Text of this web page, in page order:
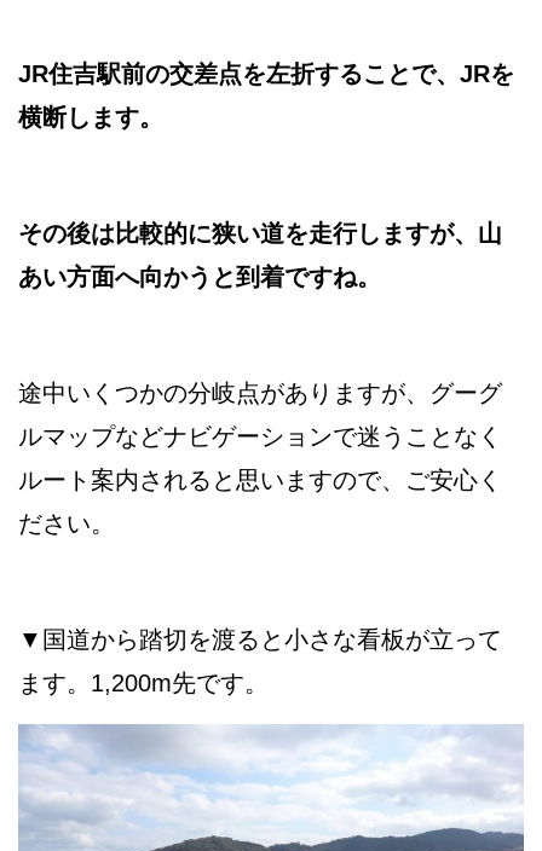
JR住吉駅前の交差点を左折することで、JRを
横断します。
その後は比較的に狭い道を走行しますが、山
あい方面へ向かうと到着ですね。
途中いくつかの分岐点がありますが、グーグ
ルマップなどナビゲーションで迷うことなく
ルート案内されると思いますので、ご安心く
ださい。
▼国道から踏切を渡ると小さな看板が立って
ます。1,200m先です。